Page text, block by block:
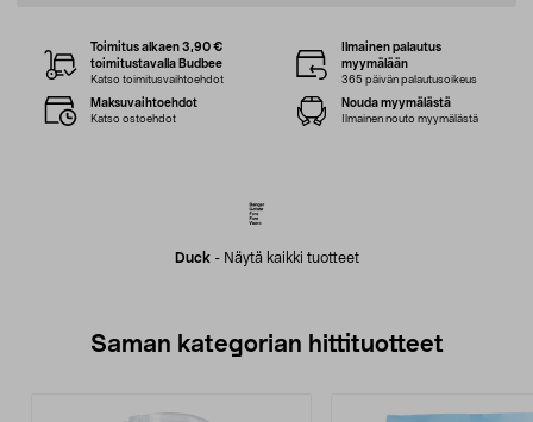
Duck- Näytä kaikki tuotteet
Toimitus alkaen 3,90 €
toimitustavalla Budbee
Katso toimitusvaihtoehdot
Ilmainen palautus
myymälään
365 päivän palautusoikeus
Maksuvaihtoehdot
Katso ostoehdot
Nouda myymälästä
Ilmainen nouto myymälästä
Saman kategorian hittituotteet